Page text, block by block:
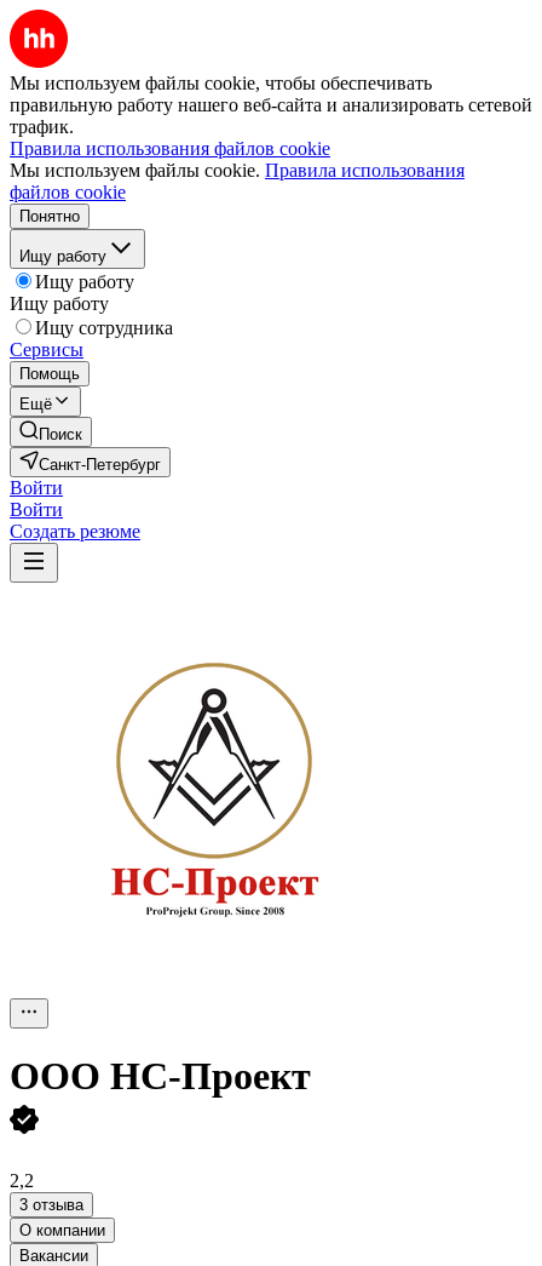
Мы используем файлы cookie, чтобы обеспечивать
правильную работу нашего веб-сайта и анализировать сетевой
трафик.
Правила использования файлов cookie
Мы используем файлы cookie. Правила использования
файлов cookie
Понятно
Ищу работу
Ищу работу
Ищу работу
Ищу сотрудника
Сервисы
Помощь
Ещё
Поиск
Санкт-Петербург
Войти
Войти
Создать резюме
ООО НС-Проект
2,2
3 отзыва
О компании
Вакансии